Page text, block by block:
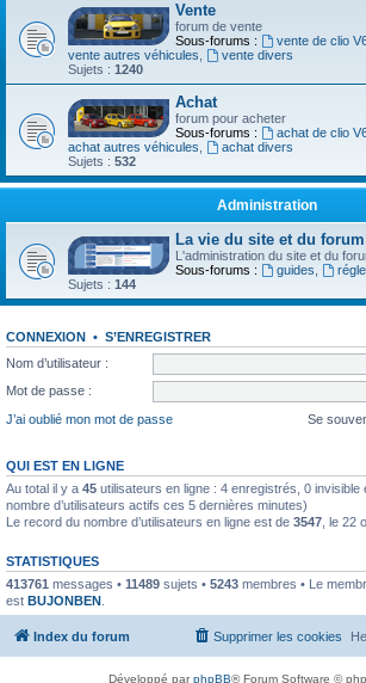
Vente
forum de vente
Sous-forums :
vente de clio
vente autres véhicules,
vente divers
Sujets : 1240
Achat
forum pour acheter
Sous-forums :
achat de clio
achat autres véhicules,
achat divers
Sujets : 532
Administration
La vie du site et du forum
L'administration du site et du
Sous-forums :
guides,
Sujets : 144
CONNEXION • S’ENREGISTRER
Nom d’utilisateur :
Mot de passe :
J’ai oublié mon mot de passe
Se
QUI EST EN LIGNE
Au total il y a 45 utilisateurs en ligne : 4 enregistrés, 0 invisible
nombre d’utilisateurs actifs ces 5 dernières minutes)
Le record du nombre d’utilisateurs en ligne est de 3547 , le 22
STATISTIQUES
413761 messages • 11489 sujets • 5243 membres • Le
est BUJONBEN
Index du forum Supprimer les cookies
Développé parphpBB® Forum Software ©